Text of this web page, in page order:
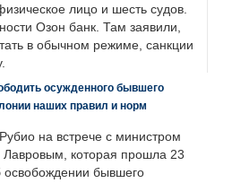
лицо и шесть судов.
Озон банк. Там заявили,
в обычном режиме, санкции
осужденного бывшего
наших правил и норм
на встрече с министром
которая прошла 23
бывшего